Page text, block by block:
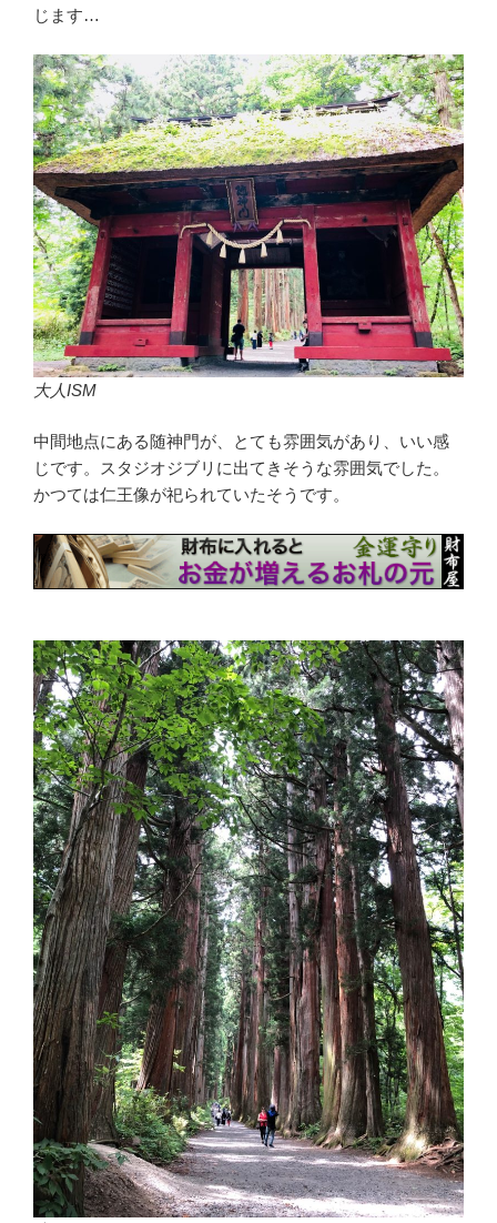
じます…
大人ISM
中間地点にある随神門が、とても雰囲気があり、いい感
じです。スタジオジブリに出てきそうな雰囲気でした。
かつては仁王像が祀られていたそうです。